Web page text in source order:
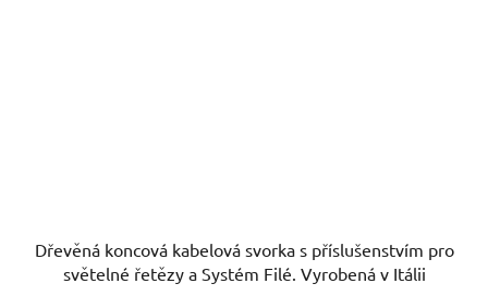
Dřevěná koncová kabelová svorka s příslušenstvím pro
světelné řetězy a Systém Filé. Vyrobená v Itálii